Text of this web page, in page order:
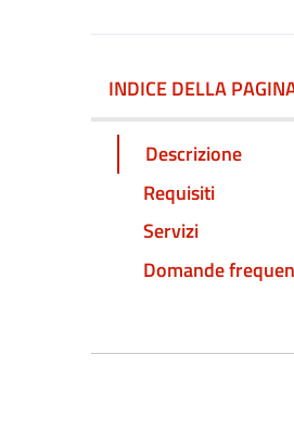
INDICE DELLA
Descrizione
Requisiti
Servizi
Domande